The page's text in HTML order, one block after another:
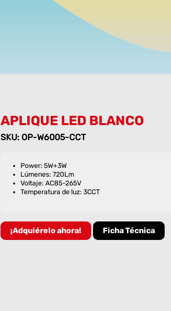
APLIQUE LED BLANCO
SKU: OP-W6005-CCT
Power: 5W+3W
Lúmenes: 720Lm
Voltaje: AC85-265V
Temperatura de luz: 3CCT
¡Adquiérelo ahora! Ficha Técnica